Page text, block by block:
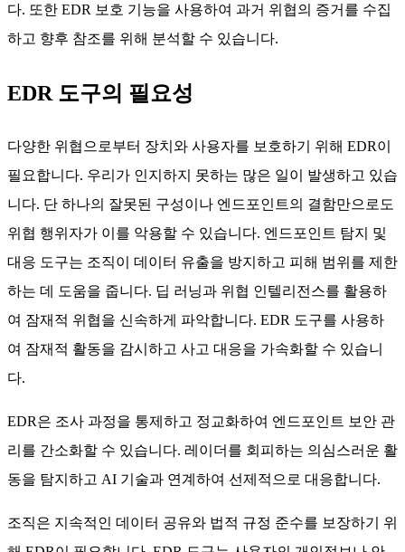
다. 또한 EDR 보호 기능을 사용하여 과거 위협의 증거를 수집
하고 향후 참조를 위해 분석할 수 있습니다.
EDR 도구의 필요성
다양한 위협으로부터 장치와 사용자를 보호하기 위해 EDR이
필요합니다. 우리가 인지하지 못하는 많은 일이 발생하고 있습
니다. 단 하나의 잘못된 구성이나 엔드포인트의 결함만으로도
위협 행위자가 이를 악용할 수 있습니다. 엔드포인트 탐지 및
대응 도구는 조직이 데이터 유출을 방지하고 피해 범위를 제한
하는 데 도움을 줍니다. 딥 러닝과 위협 인텔리전스를 활용하
여 잠재적 위협을 신속하게 파악합니다. EDR 도구를 사용하
여 잠재적 활동을 감시하고 사고 대응을 가속화할 수 있습니
다.
EDR은 조사 과정을 통제하고 정교화하여 엔드포인트 보안 관
리를 간소화할 수 있습니다. 레이더를 회피하는 의심스러운 활
동을 탐지하고 AI 기술과 연계하여 선제적으로 대응합니다.
조직은 지속적인 데이터 공유와 법적 규정 준수를 보장하기 위